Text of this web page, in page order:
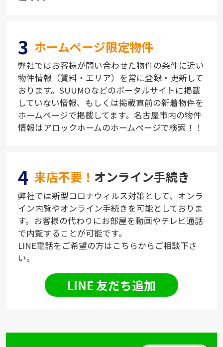
3 ホームページ限定物件
弊社ではお客様が問い合わせた物件の条件に近い
物件情報（賃料・エリア）を常に登録・更新して
おります。SUUMOなどのポータルサイトに掲載
していない情報、もしくは掲載直前の新着物件を
ホームページで掲載してます。名古屋市内の物件
情報はアロックホームのホームページで検索！！
4 来店不要！ オンライン手続き
弊社では新型コロナウィルス対策として、オンラ
イン内覧やオンライン手続きを可能としておりま
す。お客様の代わりにお部屋を動画やテレビ通話
で内覧することが可能です。
LINE電話をご希望の方はこちらからご相談下さ
い。
LINE 友だち追加